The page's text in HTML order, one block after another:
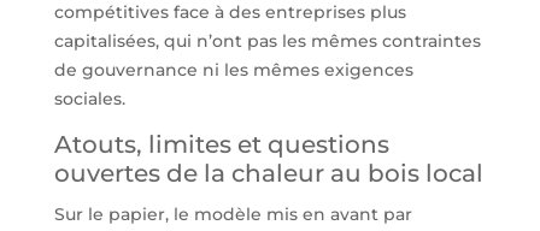
compétitives face à des entreprises plus
capitalisées, qui n’ont pas les mêmes contraintes
de gouvernance ni les mêmes exigences
sociales.
Atouts, limites et questions
ouvertes de la chaleur au bois local
Sur le papier, le modèle mis en avant par